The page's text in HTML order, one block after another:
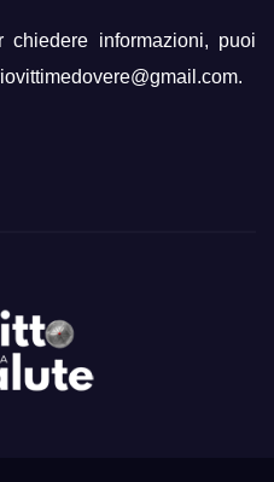
informazioni, puoi